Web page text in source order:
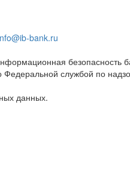
bank.ru
безопасность
Федеральной службой по
данных.